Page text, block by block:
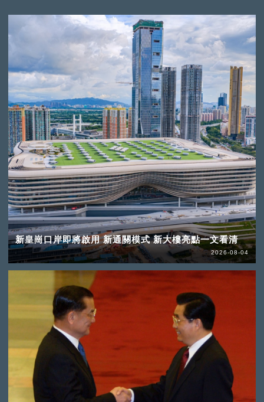
新皇崗口岸即將啟用 新通關模式 新大樓亮點一文看清
2026-08-04